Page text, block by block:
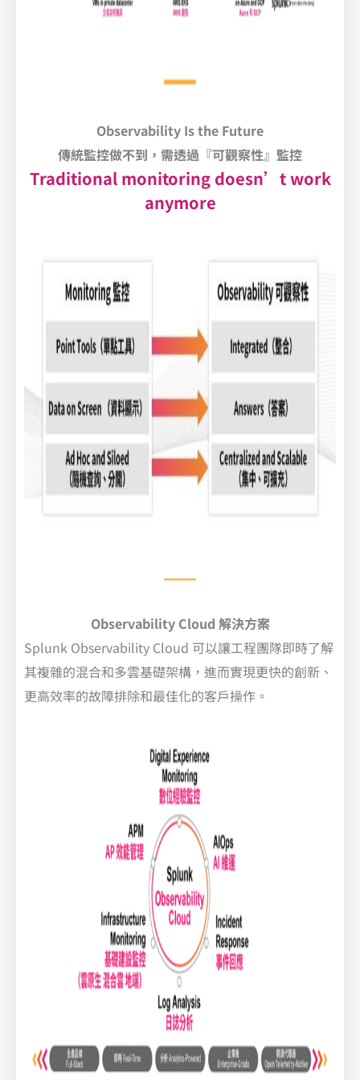
Observability Is the Future
傳統監控做不到，需透過『可觀察性』監控
Traditional monitoring doesn’t work
anymore
Observability Cloud 解決方案
Splunk Observability Cloud 可以讓工程團隊即時了解
其複雜的混合和多雲基礎架構，進而實現更快的創新、
更高效率的故障排除和最佳化的客戶操作。